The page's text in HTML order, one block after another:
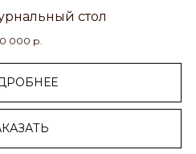
стол
000 р.